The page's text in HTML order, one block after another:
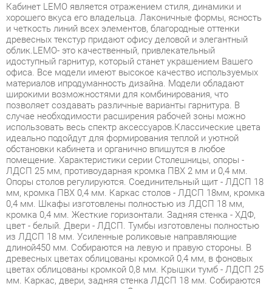
древесных текстур придают офису деловой и элегантный
облик.LEMO- это качественный, привлекательный
идоступный гарнитур, который станет украшением Вашего
офиса. Все модели имеют высокое качество используемых
материалов ипродуманность дизайна. Модели обладают
широкими возможностями для комбинирования, что
позволяет создавать различные варианты гарнитура. В
случае необходимости расширения рабочей зоны можно
использовать весь спектр аксессуаров.Классические цвета
идеально подойдут для формирования теплой и уютной
обстановки кабинета и органично впишутся в любое
помещение. Характеристики серии Столешницы, опоры -
ЛДСП 25 мм, противоударная кромка ПВХ 2 мм и 0,4 мм.
Опоры столов регулируются. Соединительный щит - ЛДСП 18
мм, кромка ПВХ 0,4 мм. Каркас столов - ЛДСП 18мм, кромка
0,4 мм. Шкафы изготовлены полностью из ЛДСП 18 мм,
кромка 0,4 мм. Жесткие горизонтали. Задняя стенка - ХДФ,
цвет - белый. Двери - ЛДСП. Тумбы изготовлены полностью
из ЛДСП 18 мм. Усиленные роликовые направляющие
длиной450 мм. Собираются на левую и правую стороны. В
древесных цветах облицованы кромкой 0,4 мм, в фоновых
цветах облицованы кромкой 0,8 мм. Крышки тумб - ЛДСП 25
мм. Каркас, двери, задняя стенка ЛДСП 18 мм. Собираются
на левую и правую стороны. Экраны и надставка
изготовлены полностью из ЛДСП 18 мм. В древесных цветах
облицованы кромкой 0,4 мм, в однотонных цветах
облицованы кромкой 0,8 мм.